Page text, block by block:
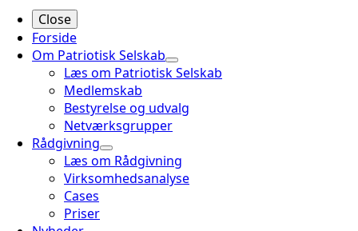
Close
Forside
Om Patriotisk Selskab
Læs om Patriotisk Selskab
Medlemskab
Bestyrelse og udvalg
Netværksgrupper
Rådgivning
Læs om Rådgivning
Virksomhedsanalyse
Cases
Priser